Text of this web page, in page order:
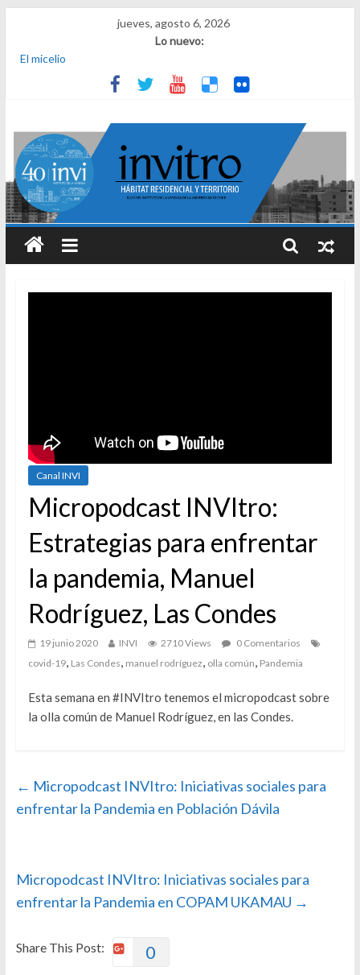
jueves, agosto 6, 2026
Lo nuevo:
El micelio
Receta para viajar al pasado
Una noche y el amanecer en Dignidad
INVI
El derecho a habitar
Canal INVI
Micropodcast INVItro:
Estrategias para enfrentar
la pandemia, Manuel
Rodríguez, Las Condes
19 junio 2020 INVI 2710 Views
0 Comentarios
covid-19, Las Condes, manuel rodríguez, olla común, Pandemia
Esta semana en #INVItro tenemos el micropodcast sobre
la olla común de Manuel Rodríguez, en las Condes.
← Micropodcast INVItro: Iniciativas sociales para
enfrentar la Pandemia en Población Dávila
Micropodcast INVItro: Iniciativas sociales para
enfrentar la Pandemia en COPAM UKAMAU →
Share This Post: 0